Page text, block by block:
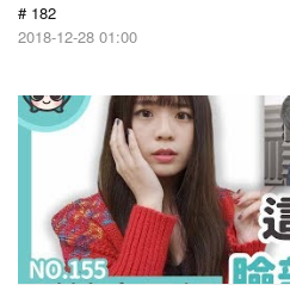
# 182
2018-12-28 01:00